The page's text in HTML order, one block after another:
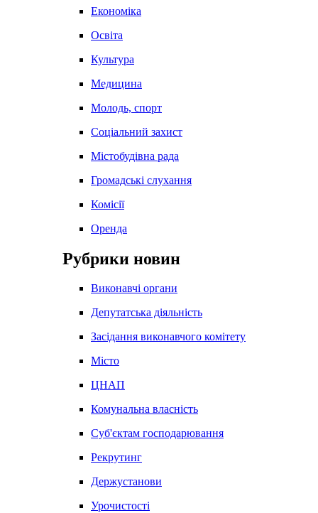
Економіка
Освіта
Культура
Медицина
Молодь, спорт
Соціальний захист
Містобудівна рада
Громадські слухання
Комісії
Оренда
Рубрики новин
Виконавчі органи
Депутатська діяльність
Засідання виконавчого комітету
Місто
ЦНАП
Комунальна власність
Суб'єктам господарювання
Рекрутинг
Держустанови
Урочистості